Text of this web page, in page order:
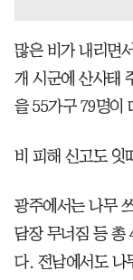
많은 비가 내리면
개 시군에 산사태
을 55가구 79명이
비 피해 신고도 잇
광주에서는 나무
담장 무너짐 등 총
다. 전남에서도 나